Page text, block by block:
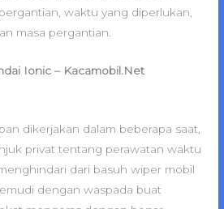
waktu yang diperlukan,
masa pergantian.
Ionic – Kacamobil.Net
dikerjakan dalam beberapa saat,
privat tentang perawatan waktu
dari basuh wiper mobil
dengan waspada buat